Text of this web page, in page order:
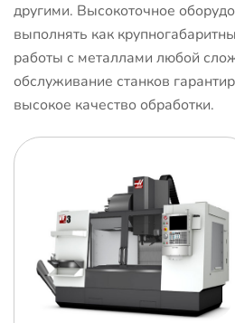
другими. Высокоточное
выполнять как
работы с металлами любой
обслуживание станков
высокое качество обработки.